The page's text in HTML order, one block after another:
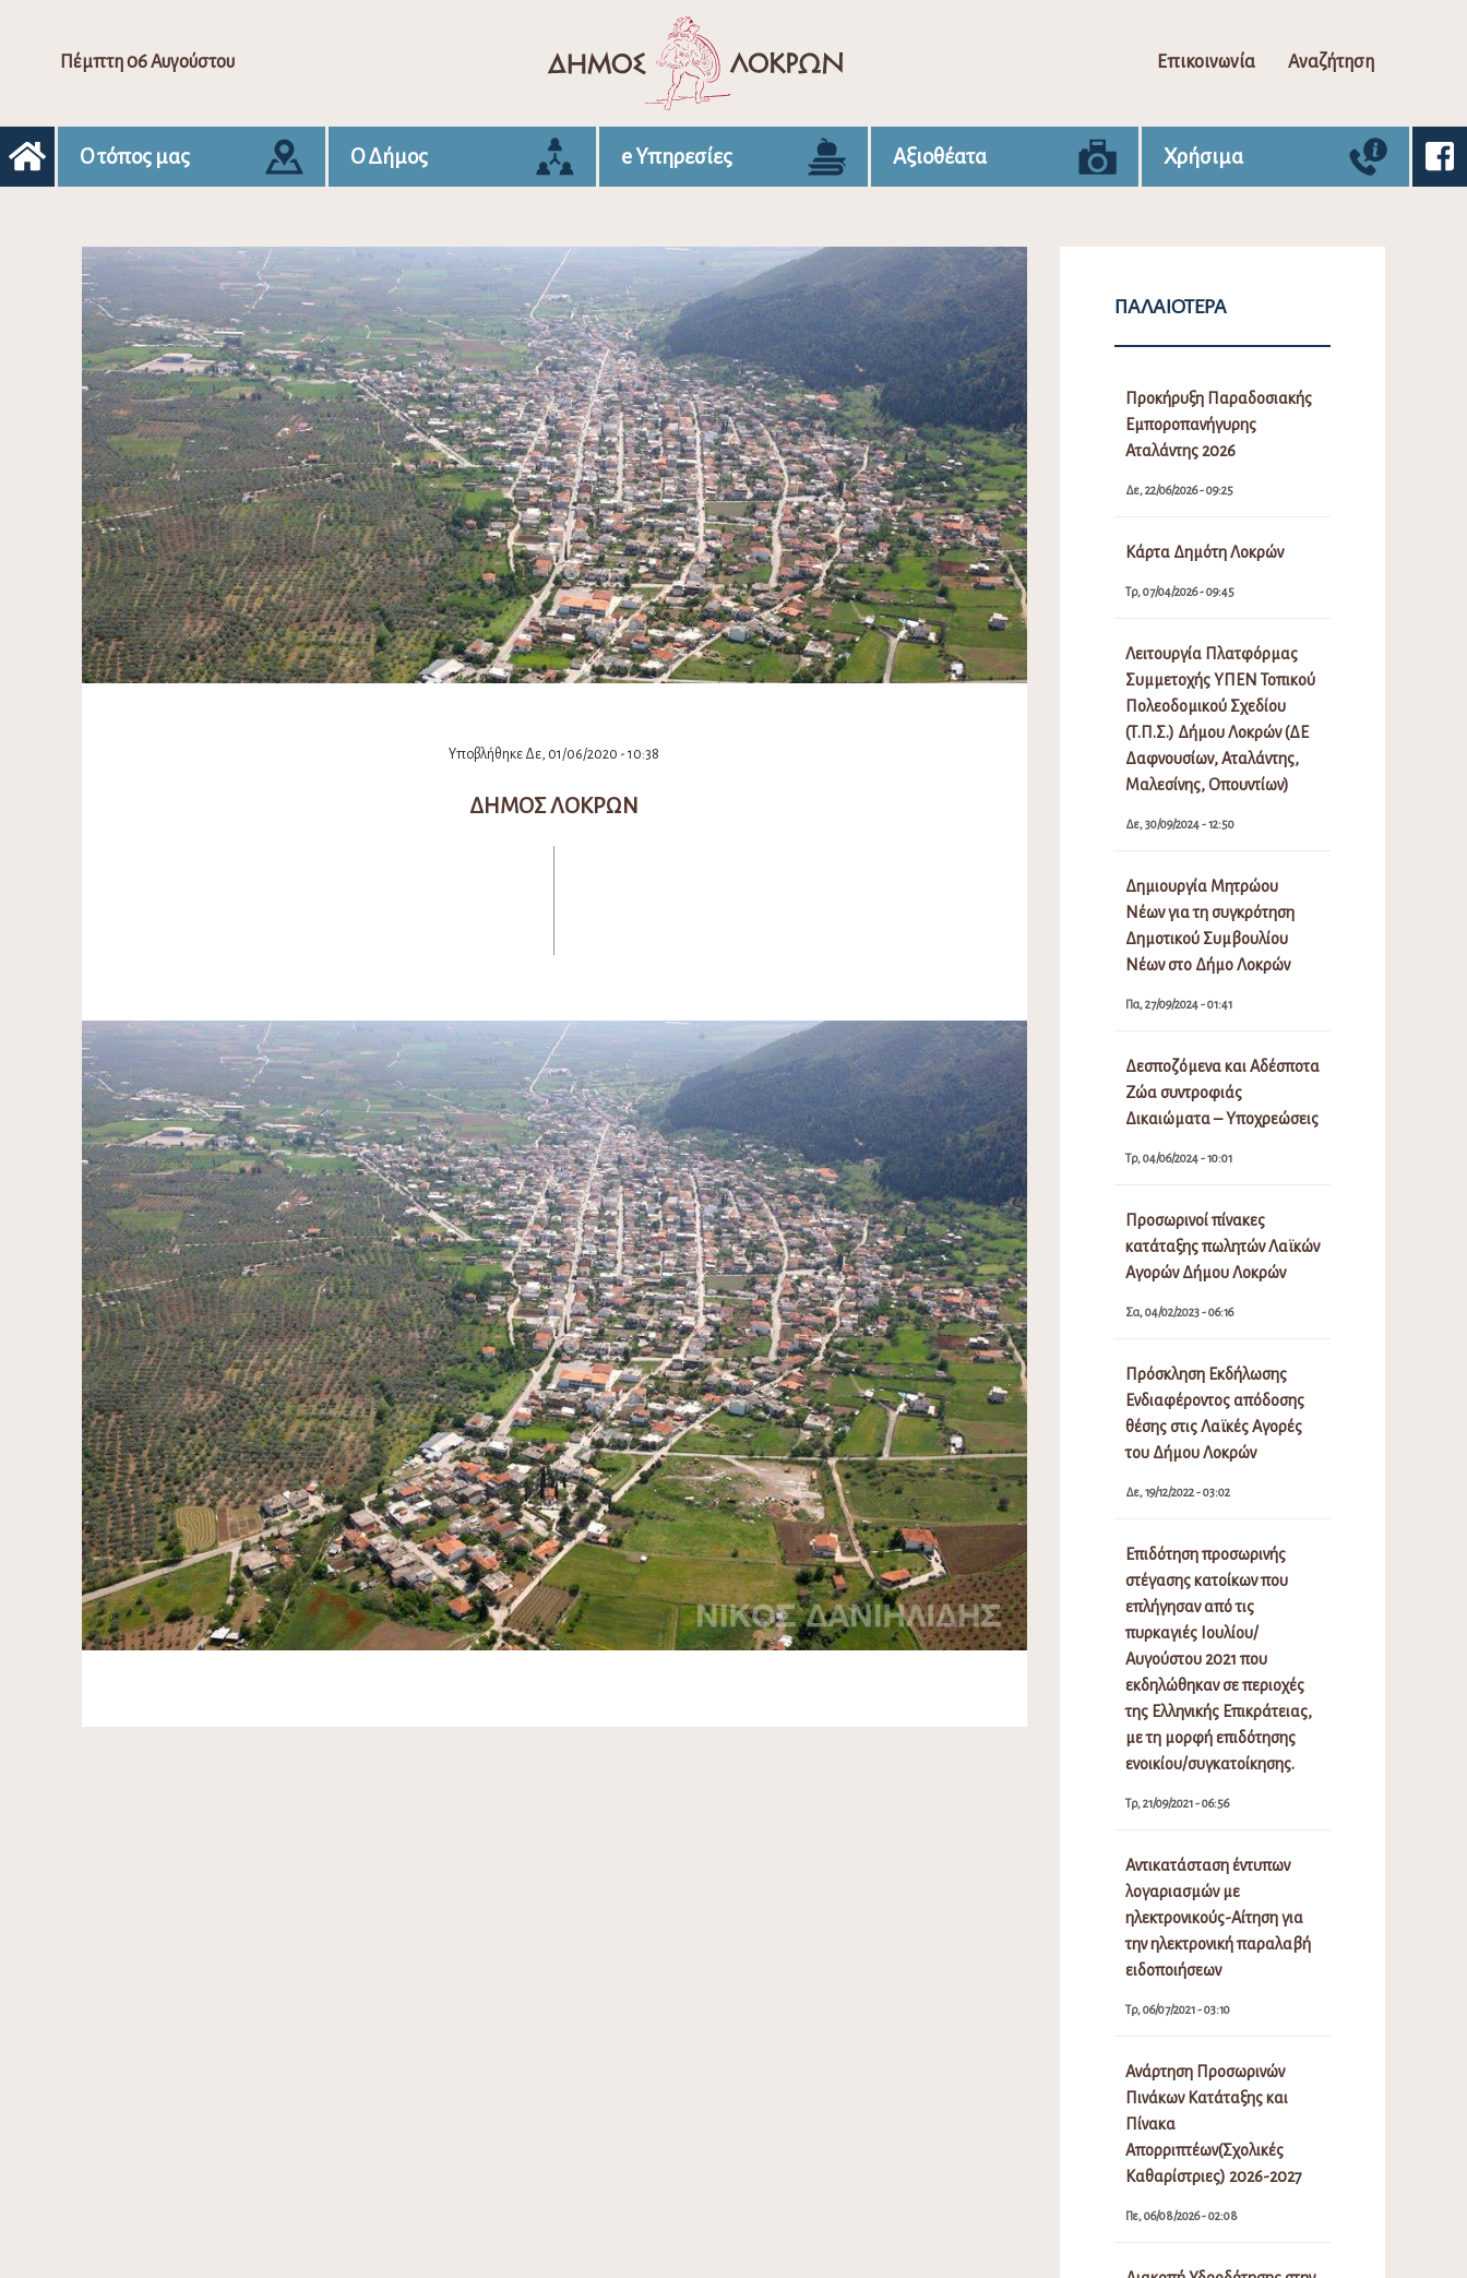
Πέμπτη 06 Αυγούστου Επικοινωνία Αναζήτηση
Ο τόπος μας Ο Δήμος e Υπηρεσίες Αξιοθέατα Χρήσιμα
Υποβλήθηκε Δε, 01/06/2020 - 10:38
ΔΗΜΟΣ ΛΟΚΡΩΝ
ΠΑΛΑΙΌΤΕΡΑ
Προκήρυξη Παραδοσιακής
Εμποροπανήγυρης
Αταλάντης 2026
Δε, 22/06/2026 - 09:25
Κάρτα Δημότη Λοκρών
Τρ, 07/04/2026 - 09:45
Λειτουργία Πλατφόρμας
Συμμετοχής ΥΠΕΝ Τοπικού
Πολεοδομικού Σχεδίου
(Τ.Π.Σ.) Δήμου Λοκρών (ΔΕ
Δαφνουσίων, Αταλάντης,
Μαλεσίνης, Οπουντίων)
Δε, 30/09/2024 - 12:50
Δημιουργία Μητρώου
Νέων για τη συγκρότηση
Δημοτικού Συμβουλίου
Νέων στο Δήμο Λοκρών
Πα, 27/09/2024 - 01:41
Δεσποζόμενα και Αδέσποτα
Ζώα συντροφιάς
Δικαιώματα – Υποχρεώσεις
Τρ, 04/06/2024 - 10:01
Προσωρινοί πίνακες
κατάταξης πωλητών Λαϊκών
Αγορών Δήμου Λοκρών
Σα, 04/02/2023 - 06:16
Πρόσκληση Εκδήλωσης
Ενδιαφέροντος απόδοσης
θέσης στις Λαϊκές Αγορές
του Δήμου Λοκρών
Δε, 19/12/2022 - 03:02
Επιδότηση προσωρινής
στέγασης κατοίκων που
επλήγησαν από τις
πυρκαγιές Ιουλίου/
Αυγούστου 2021 που
εκδηλώθηκαν σε περιοχές
της Ελληνικής Επικράτειας,
με τη μορφή επιδότησης
ενοικίου/συγκατοίκησης.
Τρ, 21/09/2021 - 06:56
Αντικατάσταση έντυπων
λογαριασμών με
ηλεκτρονικούς-Αίτηση για
την ηλεκτρονική παραλαβή
ειδοποιήσεων
Τρ, 06/07/2021 - 03:10
Ανάρτηση Προσωρινών
Πινάκων Κατάταξης και
Πίνακα
Απορριπτέων(Σχολικές
Καθαρίστριες) 2026-2027
Πε, 06/08/2026 - 02:08